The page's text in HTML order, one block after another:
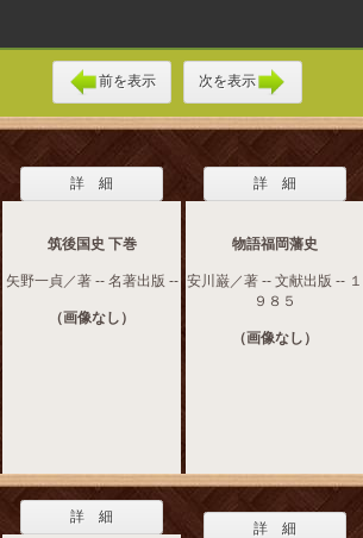
前を表示 次を表示
詳 細
筑後国史 下巻
矢野一貞／著 -- 名著出版 --
（画像なし）
詳 細
物語福岡藩史
安川巌／著 -- 文献出版 -- １
９８５
（画像なし）
詳 細
詳 細